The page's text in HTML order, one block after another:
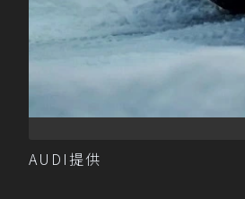
AUDI提供